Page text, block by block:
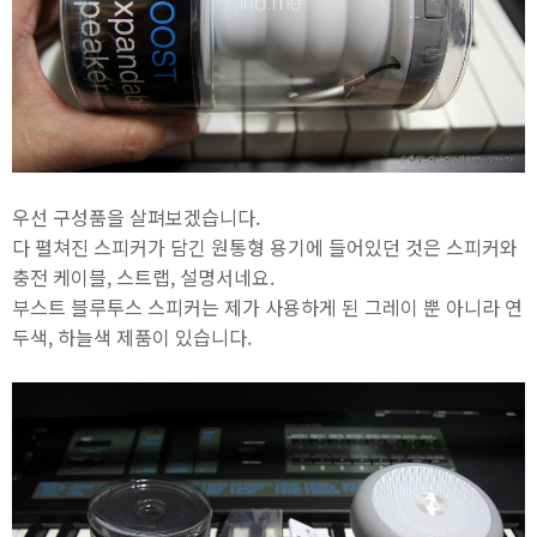
우선 구성품을 살펴보겠습니다.
다 펼쳐진 스피커가 담긴 원통형 용기에 들어있던 것은 스피커와
충전 케이블, 스트랩, 설명서네요.
부스트 블루투스 스피커는 제가 사용하게 된 그레이 뿐 아니라 연
두색, 하늘색 제품이 있습니다.